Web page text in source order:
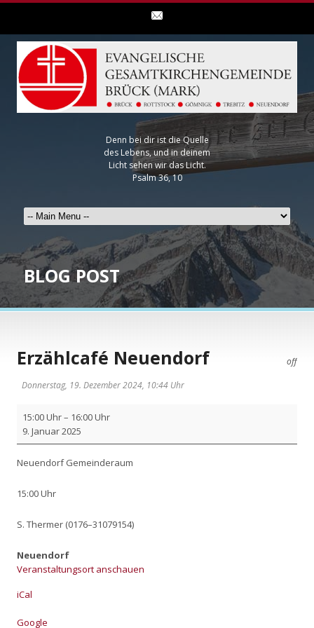
Denn bei dir ist die Quelle
des Lebens, und in deinem
Licht sehen wir das Licht.
Psalm 36, 10
BLOG POST
off
Erzählcafé Neuendorf
Donnerstag, 19. Dezember 2024, 10:44 Uhr
ca­
fé
en­
15:00 Uhr– 16:00 Uhr
9. Janu­ar 2025
Neu­en­dorf Gemein­de­raum
15:00 Uhr
S. Ther­mer (0176–31079154)
Neuendorf
Veranstaltungsort anschauen
iCal
Goog­le